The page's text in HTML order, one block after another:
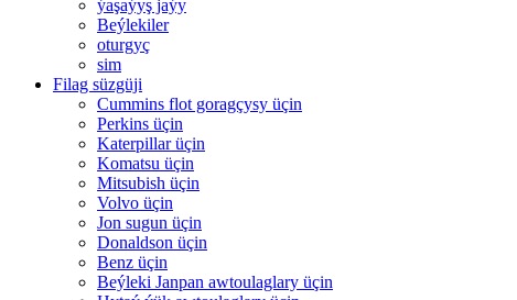
ýaşaýyş jaýy
Beýlekiler
oturgyç
sim
Filag süzgüji
Cummins flot goragçysy üçin
Perkins üçin
Katerpillar üçin
Komatsu üçin
Mitsubish üçin
Volvo üçin
Jon sugun üçin
Donaldson üçin
Benz üçin
Beýleki Janpan awtoulaglary üçin